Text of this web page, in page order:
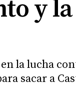
y la
la lucha
sacar a